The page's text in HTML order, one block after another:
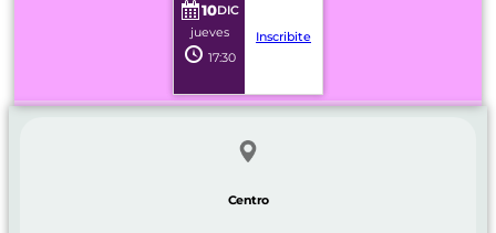
10DIC
jueves
17:30
Inscribite
Centro